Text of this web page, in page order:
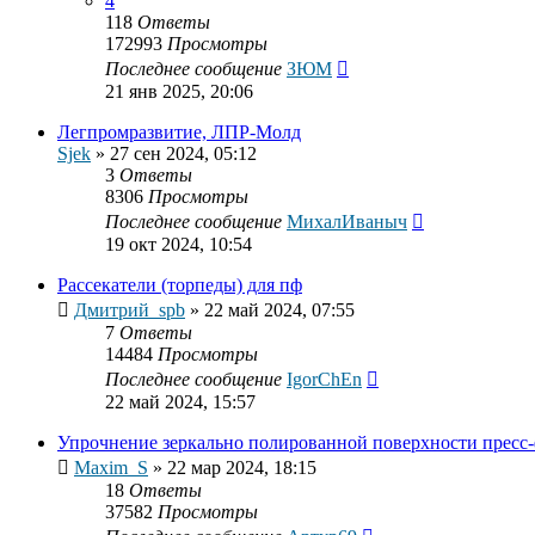
118 Ответы
172993 Просмотры
Последнее сообщение ЗЮМ
21 янв 2025, 20:06
Легпромразвитие, ЛПР-Молд
Sjek » 27 сен 2024, 05:12
3 Ответы
8306 Просмотры
Последнее сообщение МихалИваныч
19 окт 2024, 10:54
Рассекатели (торпеды) для пф
Дмитрий_spb » 22 май 2024, 07:55
7 Ответы
14484 Просмотры
Последнее сообщение IgorChEn
22 май 2024, 15:57
Упрочнение зеркально полированной поверхности
Maxim_S » 22 мар 2024, 18:15
18 Ответы
37582 Просмотры